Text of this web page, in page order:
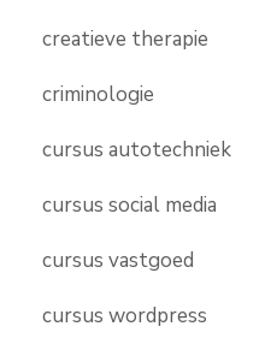
creatieve therapie
criminologie
cursus autotechniek
cursus social media
cursus vastgoed
cursus wordpress